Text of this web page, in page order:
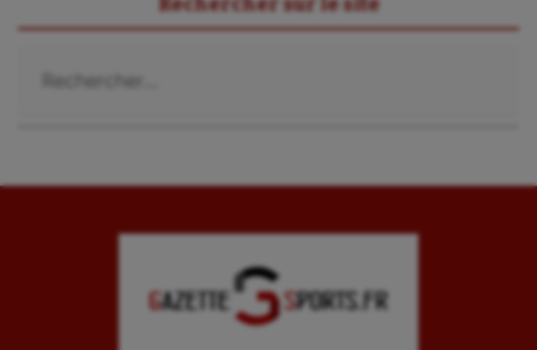
Voile
Wakeboard